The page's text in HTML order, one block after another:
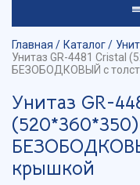
Главная Каталог
Унитаз GR-4481 Cristal
БЕЗОБОДКОВЫЙ с
Унитаз GR-
крышкой